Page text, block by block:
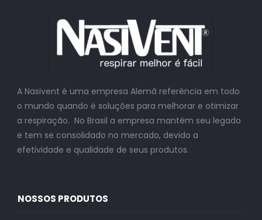
A Nasivent é uma empresa Alemã referência em todo
o mundo quando é soluções para melhorar e otimizar
a respiração. No Brasil a empresa mantém seu legado
e tem se consolidado no mercado, devido a
efetividade e qualidade de seus produtos.
NOSSOS PRODUTOS